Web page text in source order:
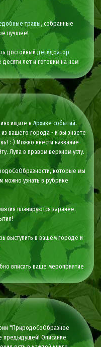
травы, собранные
лучшее!
достойныйдегидратор
лет и готовим на нем
ищите вАрхиве событий.
вашего города - и вы знаете
:-) Можно ввести название
Лупа в правом верхнем углу.
которые мы
можно узнать в рубрике
планируются заранее.
выступить в вашем городе и
вписать ваше мероприятие
"ПриродоСоОбразное
предыдущей! Описание